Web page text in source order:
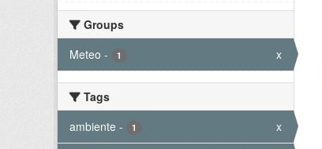
Groups
Meteo - 1 x
Tags
ambiente - 1 x